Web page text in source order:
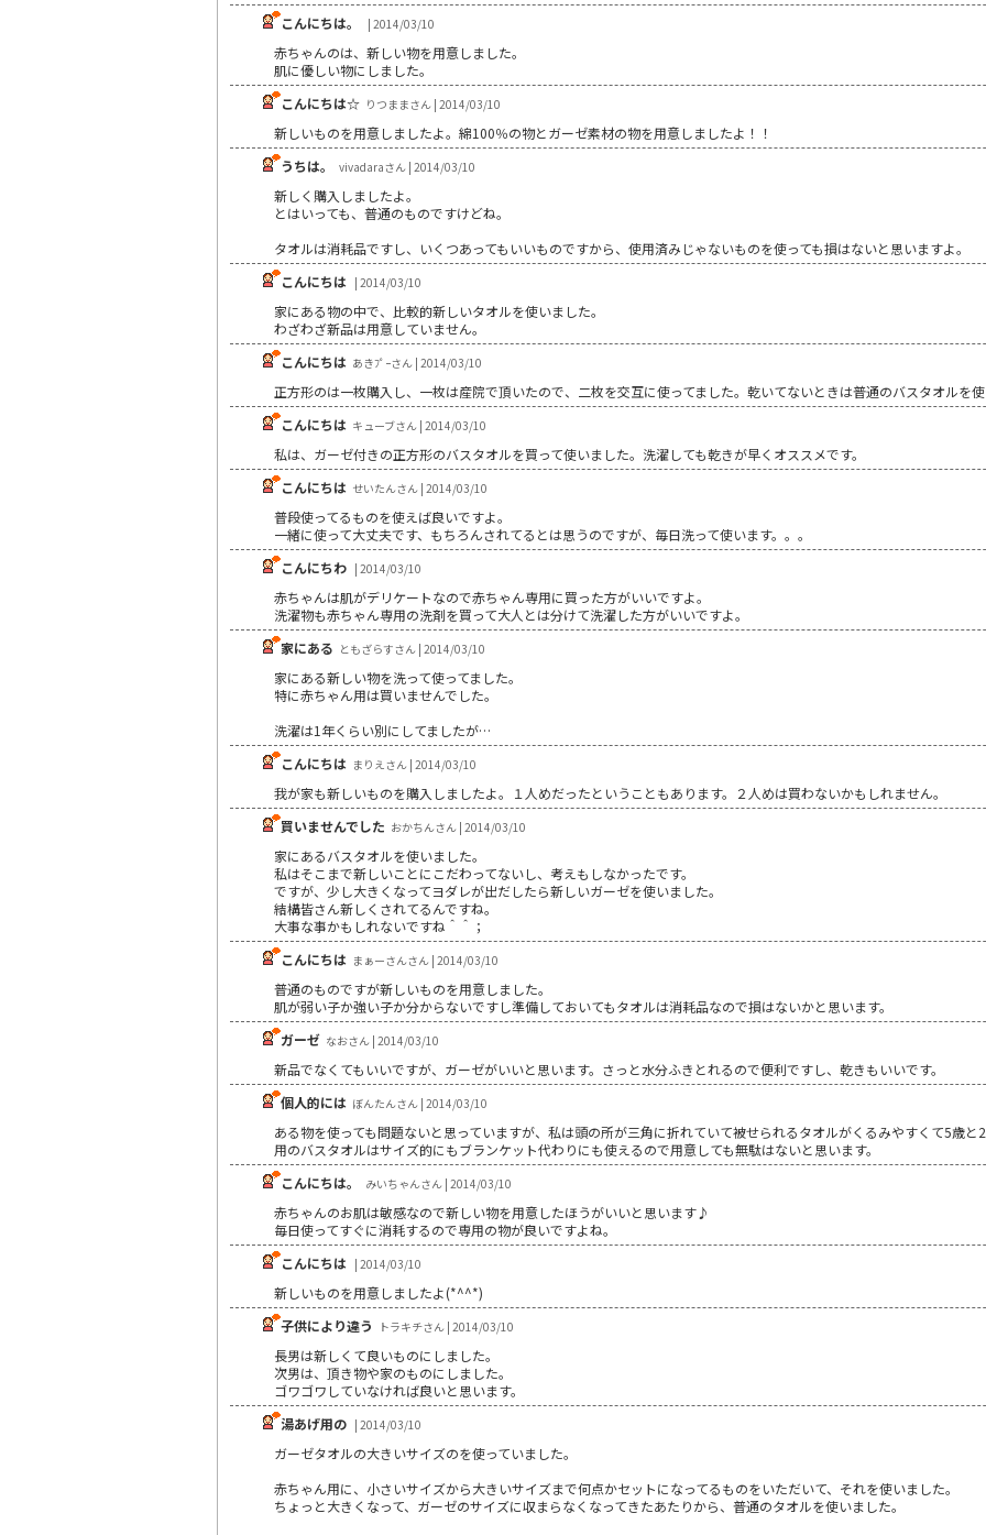
こんにちは。
| 2014/03/10
赤ちゃんのは、新しい物を用意しました。
肌に優しい物にしました。
こんにちは☆ りつままさん | 2014/03/10
新しいものを用意しましたよ。綿100％の物とガーゼ素材の物を用意しましたよ！！
うちは。
vivadaraさん | 2014/03/10
新しく購入しましたよ。
とはいっても、普通のものですけどね。
タオルは消耗品ですし、いくつあってもいいものですから、使用済みじゃないものを使っても損はないと思いますよ。
こんにちは | 2014/03/10
家にある物の中で、比較的新しいタオルを使いました。
わざわざ新品は用意していません。
こんにちは あきﾌﾟｰさん | 2014/03/10
正方形のは一枚購入し、一枚は産院で頂いたので、二枚を交互に使ってました。乾いてないときは普通のバスタオルを使
こんにちは キューブさん | 2014/03/10
私は、ガーゼ付きの正方形のバスタオルを買って使いました。洗濯しても乾きが早くオススメです。
こんにちは せいたんさん | 2014/03/10
普段使ってるものを使えば良いですよ。
一緒に使って大丈夫です、もちろんされてるとは思うのですが、毎日洗って使います。。。
こんにちわ | 2014/03/10
赤ちゃんは肌がデリケートなので赤ちゃん専用に買った方がいいですよ。
洗濯物も赤ちゃん専用の洗剤を買って大人とは分けて洗濯した方がいいですよ。
家にある ともざらすさん | 2014/03/10
家にある新しい物を洗って使ってました。
特に赤ちゃん用は買いませんでした。
洗濯は1年くらい別にしてましたが…
こんにちは まりえさん | 2014/03/10
我が家も新しいものを購入しましたよ。１人めだったということもあります。２人めは買わないかもしれません。
買いませんでした おかちんさん | 2014/03/10
家にあるバスタオルを使いました。
私はそこまで新しいことにこだわってないし、考えもしなかったです。
ですが、少し大きくなってヨダレが出だしたら新しいガーゼを使いました。
結構皆さん新しくされてるんですね。
大事な事かもしれないですね＾＾；
こんにちは まぁーさんさん | 2014/03/10
普通のものですが新しいものを用意しました。
肌が弱い子か強い子か分からないですし準備しておいてもタオルは消耗品なので損はないかと思います。
ガーゼ なおさん | 2014/03/10
新品でなくてもいいですが、ガーゼがいいと思います。さっと水分ふきとれるので便利ですし、乾きもいいです。
個人的には ぼんたんさん | 2014/03/10
ある物を使っても問題ないと思っていますが、私は頭の所が三角に折れていて被せられるタオルがくるみやすくて5歳
用のバスタオルはサイズ的にもブランケット代わりにも使えるので用意しても無駄はないと思います。
こんにちは。
みいちゃんさん | 2014/03/10
赤ちゃんのお肌は敏感なので新しい物を用意したほうがいいと思います♪
毎日使ってすぐに消耗するので専用の物が良いですよね。
こんにちは | 2014/03/10
新しいものを用意しましたよ(*^^*)
子供により違う
トラキチさん | 2014/03/10
長男は新しくて良いものにしました。
次男は、頂き物や家のものにしました。
ゴワゴワしていなければ良いと思います。
湯あげ用の | 2014/03/10
ガーゼタオルの大きいサイズのを使っていました。
赤ちゃん用に、小さいサイズから大きいサイズまで何点かセットになってるものをいただいて、それを使いました。
ちょっと大きくなって、ガーゼのサイズに収まらなくなってきたあたりから、普通のタオルを使いました。